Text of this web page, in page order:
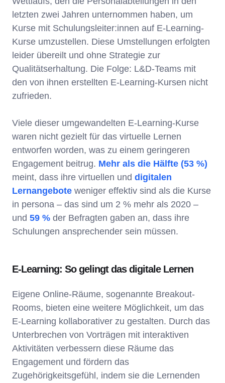
letzten zwei Jahren unternommen haben, um
Kurse mit Schulungsleiter:innen auf E-Learning-
Kurse umzustellen. Diese Umstellungen erfolgten
leider übereilt und ohne Strategie zur
Qualitätserhaltung. Die Folge: L&D-Teams mit
den von ihnen erstellten E-Learning-Kursen nicht
zufrieden.
Viele dieser umgewandelten E-Learning-Kurse
waren nicht gezielt für das virtuelle Lernen
entworfen worden, was zu einem geringeren
Engagement beitrug. Mehr als die Hälfte (53 %)
meint, dass ihre virtuellen und digitalen
Lernangebote weniger effektiv sind als die Kurse
in persona – das sind um 2 % mehr als 2020 –
und 59 % der Befragten gaben an, dass ihre
Schulungen ansprechender sein müssen.
E-Learning: So gelingt das digitale Lernen
Eigene Online-Räume, sogenannte Breakout-
Rooms, bieten eine weitere Möglichkeit, um das
E-Learning kollaborativer zu gestalten. Durch das
Unterbrechen von Vorträgen mit interaktiven
Aktivitäten verbessern diese Räume das
Engagement und fördern das
Zugehörigkeitsgefühl, indem sie die Lernenden